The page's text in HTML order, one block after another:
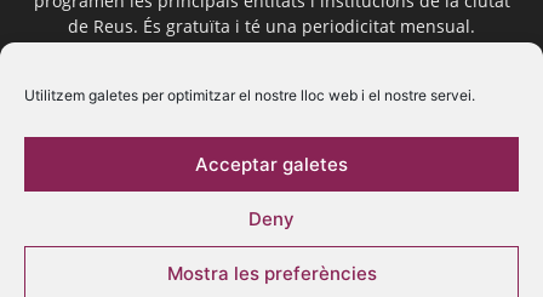
Utilitzem galetes per optimitzar el nostre lloc web i el nostre servei.
Acceptar galetes
Deny
Mostra les preferències
de Reus. És gratuïta i té una periodicitat mensual.
Segueix-nos